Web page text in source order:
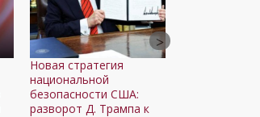
Новая стратегия
национальной
безопасности США:
разворот Д. Трампа к